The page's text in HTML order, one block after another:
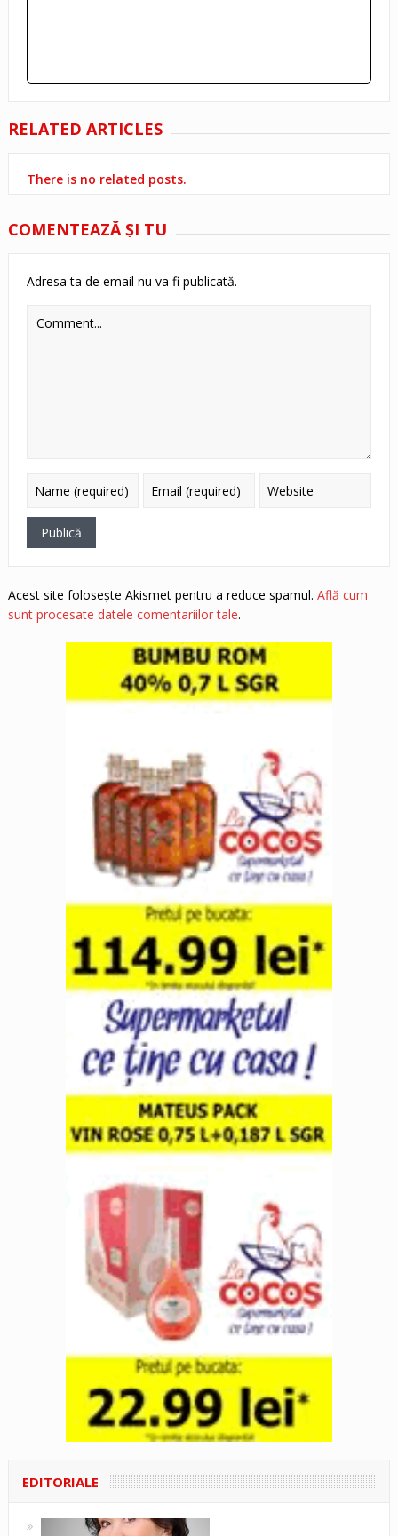
RELATED ARTICLES
There is no related posts.
COMENTEAZĂ ŞI TU
Adresa ta de email nu va fi publicată.
Acest site folosește Akismet pentru a reduce spamul. Află cum
sunt procesate datele comentariilor tale.
EDITORIALE